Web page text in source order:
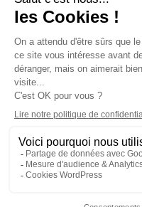
Contactez-nous-
confidentialité-Gestion des